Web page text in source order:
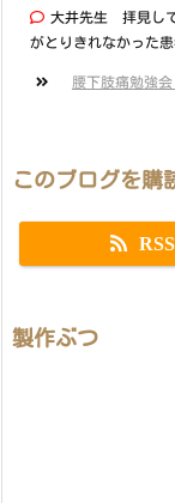
大井先生 拝見し
がとりきれなかった
腰下肢痛勉強
このブログを購
RSS
製作ぶつ